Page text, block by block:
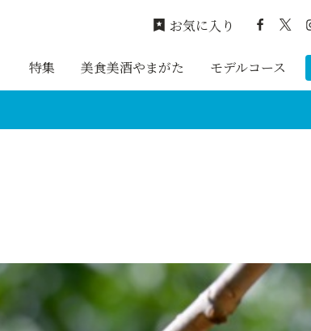
特集 美食美酒やまがた モデルコース
お気に入り